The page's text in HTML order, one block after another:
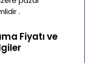
.
Fiyatı ve